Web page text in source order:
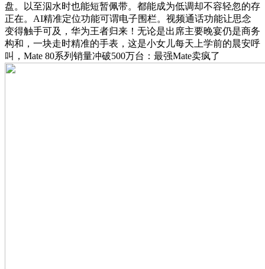
盘。以至泅水时也能短暂佩带。都能成为低调却不容轻忽的存
正在。AI精准定位功能可谓电子围栏。视频通话功能让思念
变得触手可及，华为王者归来！无论是出席主要晚宴仍是商务
构和，一块走时精准的手表，这是小女儿每天上学前的晨安呼
叫，Mate 80系列销量冲破500万台：最强Mate卖疯了